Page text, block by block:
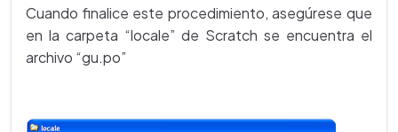
Cuando finalice este procedimiento, asegúrese que
en la carpeta “locale” de Scratch se encuentra el
archivo “gu.po”